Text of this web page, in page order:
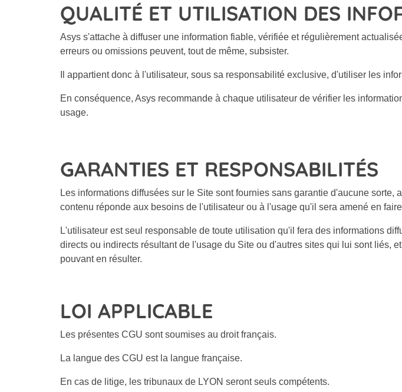
QUALITÉ ET UTILISATION DES
Asys s'attache à diffuser une information fiable, vérifiée et régulièrement
erreurs ou omissions peuvent, tout de même, subsister.
Il appartient donc à l'utilisateur, sous sa responsabilité exclusive, d'utiliser les
En conséquence, Asys recommande à chaque utilisateur de vérifier les
usage.
GARANTIES ET RESPONSABILITÉS
Les informations diffusées sur le Site sont fournies sans garantie d'aucune
contenu réponde aux besoins de l'utilisateur ou à l'usage qu'il sera amené en
L'utilisateur est seul responsable de toute utilisation qu'il fera des informations
directs ou indirects résultant de l'usage du Site ou d'autres sites qui lui sont liés,
pouvant en résulter.
LOI APPLICABLE
Les présentes CGU sont soumises au droit français.
La langue des CGU est la langue française.
En cas de litige, les tribunaux de LYON seront seuls compétents.